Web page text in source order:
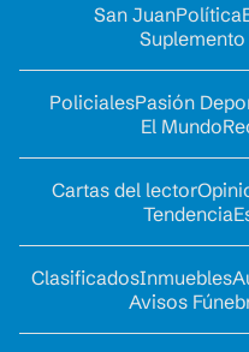
San JuanPolítica
Suplemento
PolicialesPasión
El Mundo
Cartas del lector
Tendencia
ClasificadosInmuebles
Avisos